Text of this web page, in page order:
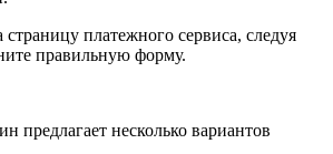
платежного сервиса, следуя
правильную форму.
предлагает несколько вариантов